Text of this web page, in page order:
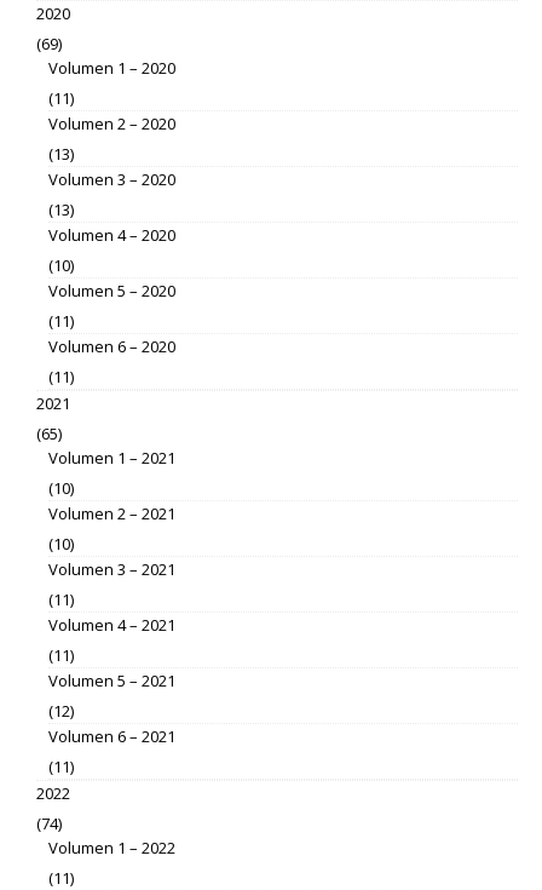
2020
(69)
Volumen 1 – 2020
(11)
Volumen 2 – 2020
(13)
Volumen 3 – 2020
(13)
Volumen 4 – 2020
(10)
Volumen 5 – 2020
(11)
Volumen 6 – 2020
(11)
2021
(65)
Volumen 1 – 2021
(10)
Volumen 2 – 2021
(10)
Volumen 3 – 2021
(11)
Volumen 4 – 2021
(11)
Volumen 5 – 2021
(12)
Volumen 6 – 2021
(11)
2022
(74)
Volumen 1 – 2022
(11)